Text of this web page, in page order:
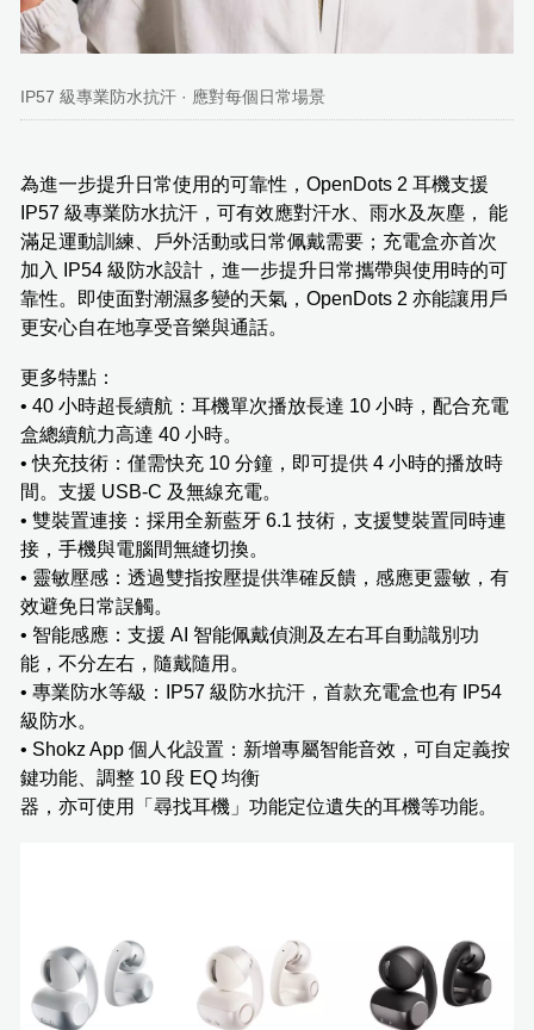
IP57 級專業防水抗汗 · 應對每個日常場景
為進一步提升日常使用的可靠性，OpenDots 2 耳機支援
IP57 級專業防水抗汗，可有效應對汗水、雨水及灰塵， 能
滿足運動訓練、戶外活動或日常佩戴需要；充電盒亦首次
加入 IP54 級防水設計，進一步提升日常攜帶與使用時的可
靠性。即使面對潮濕多變的天氣，OpenDots 2 亦能讓用戶
更安心自在地享受音樂與通話。
更多特點：
• 40 小時超長續航：耳機單次播放長達 10 小時，配合充電
盒總續航力高達 40 小時。
• 快充技術：僅需快充 10 分鐘，即可提供 4 小時的播放時
間。支援 USB-C 及無線充電。
• 雙裝置連接：採用全新藍牙 6.1 技術，支援雙裝置同時連
接，手機與電腦間無縫切換。
• 靈敏壓感：透過雙指按壓提供準確反饋，感應更靈敏，有
效避免日常誤觸。
• 智能感應：支援 AI 智能佩戴偵測及左右耳自動識別功
能，不分左右，隨戴隨用。
• 專業防水等級：IP57 級防水抗汗，首款充電盒也有 IP54
級防水。
• Shokz App 個人化設置：新增專屬智能音效，可自定義按
鍵功能、調整 10 段 EQ 均衡
器，亦可使用「尋找耳機」功能定位遺失的耳機等功能。